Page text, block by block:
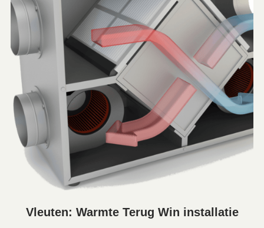
Vleuten: Warmte Terug Win installatie